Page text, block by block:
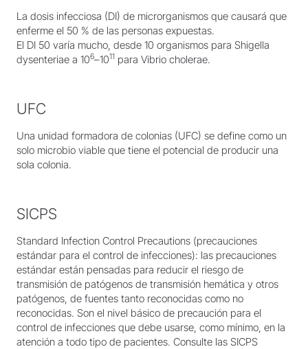
La dosis infecciosa (DI) de microrganismos que causará que
enferme el 50 % de las personas expuestas.
El DI 50 varía mucho, desde 10 organismos para Shigella
dysenteriae a 106–1011 para Vibrio cholerae.
UFC
Una unidad formadora de colonias (UFC) se define como un
solo microbio viable que tiene el potencial de producir una
sola colonia.
SICPS
Standard Infection Control Precautions (precauciones
estándar para el control de infecciones): las precauciones
estándar están pensadas para reducir el riesgo de
transmisión de patógenos de transmisión hemática y otros
patógenos, de fuentes tanto reconocidas como no
reconocidas. Son el nivel básico de precaución para el
control de infecciones que debe usarse, como mínimo, en la
atención a todo tipo de pacientes. Consulte las SICPS